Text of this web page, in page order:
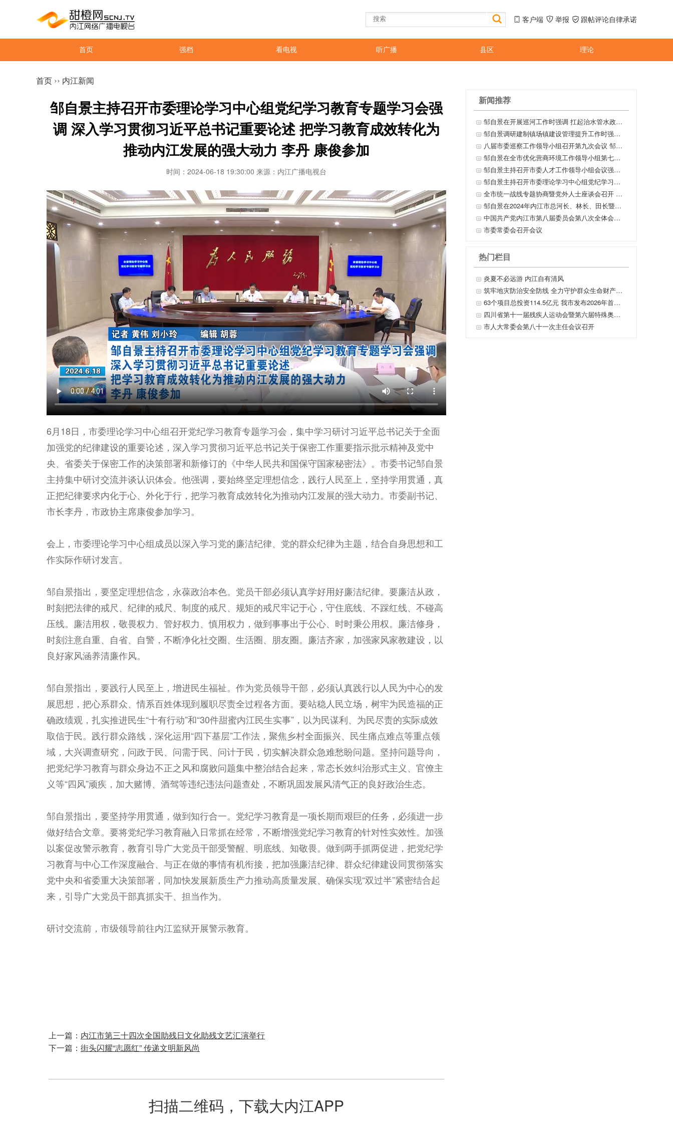
客户端 举报 跟帖评论自律承诺
首页 强档 看电视 听广播 县区 理论
首页 ›› 内江新闻
邹自景主持召开市委理论学习中心组党纪学习教育专题学习会强
调 深入学习贯彻习近平总书记重要论述 把学习教育成效转化为
推动内江发展的强大动力 李丹 康俊参加
时间：2024-06-18 19:30:00 来源：内江广播电视台
6月18日，市委理论学习中心组召开党纪学习教育专题学习会，集中学习研讨习近平总书记关于全面
加强党的纪律建设的重要论述，深入学习贯彻习近平总书记关于保密工作重要指示批示精神及党中
央、省委关于保密工作的决策部署和新修订的《中华人民共和国保守国家秘密法》。市委书记邹自景
主持集中研讨交流并谈认识体会。他强调，要始终坚定理想信念，践行人民至上，坚持学用贯通，真
正把纪律要求内化于心、外化于行，把学习教育成效转化为推动内江发展的强大动力。市委副书记、
市长李丹，市政协主席康俊参加学习。
会上，市委理论学习中心组成员以深入学习党的廉洁纪律、党的群众纪律为主题，结合自身思想和工
作实际作研讨发言。
邹自景指出，要坚定理想信念，永葆政治本色。党员干部必须认真学好用好廉洁纪律。要廉洁从政，
时刻把法律的戒尺、纪律的戒尺、制度的戒尺、规矩的戒尺牢记于心，守住底线、不踩红线、不碰高
压线。廉洁用权，敬畏权力、管好权力、慎用权力，做到事事出于公心、时时秉公用权。廉洁修身，
时刻注意自重、自省、自警，不断净化社交圈、生活圈、朋友圈。廉洁齐家，加强家风家教建设，以
良好家风涵养清廉作风。
邹自景指出，要践行人民至上，增进民生福祉。作为党员领导干部，必须认真践行以人民为中心的发
展思想，把心系群众、情系百姓体现到履职尽责全过程各方面。要站稳人民立场，树牢为民造福的正
确政绩观，扎实推进民生“十有行动”和“30件甜蜜内江民生实事”，以为民谋利、为民尽责的实际成效
取信于民。践行群众路线，深化运用“四下基层”工作法，聚焦乡村全面振兴、民生痛点难点等重点领
域，大兴调查研究，问政于民、问需于民、问计于民，切实解决群众急难愁盼问题。坚持问题导向，
把党纪学习教育与群众身边不正之风和腐败问题集中整治结合起来，常态长效纠治形式主义、官僚主
义等“四风”顽疾，加大赌博、酒驾等违纪违法问题查处，不断巩固发展风清气正的良好政治生态。
邹自景指出，要坚持学用贯通，做到知行合一。党纪学习教育是一项长期而艰巨的任务，必须进一步
做好结合文章。要将党纪学习教育融入日常抓在经常，不断增强党纪学习教育的针对性实效性。加强
以案促改警示教育，教育引导广大党员干部受警醒、明底线、知敬畏。做到两手抓两促进，把党纪学
习教育与中心工作深度融合、与正在做的事情有机衔接，把加强廉洁纪律、群众纪律建设同贯彻落实
党中央和省委重大决策部署，同加快发展新质生产力推动高质量发展、确保实现“双过半”紧密结合起
来，引导广大党员干部真抓实干、担当作为。
研讨交流前，市级领导前往内江监狱开展警示教育。
上一篇： 内江市第三十四次全国助残日文化助残文艺汇演举行
下一篇： 街头闪耀“志愿红” 传递文明新风尚
扫描二维码，下载大内江APP
新闻推荐
邹自景在开展巡河工作时强调 扛起治水管水政治责任 持续改善内江水环境质量
邹自景调研建制镇场镇建设管理提升工作时强调 实施场镇提升行动 切实在“管理”上下功夫 不断改善和提升居民生产生活环境
八届市委巡察工作领导小组召开第九次会议 邹自景主持会议并讲话
邹自景在全市优化营商环境工作领导小组第七次全体会议上强调 优服务降成本 锻长板补短板 进一步提升经营主体满意度获得感 李丹主持 戴震 康俊出席
邹自景主持召开市委人才工作领导小组会议强调 以人才之兴推动新时代内江振兴崛起 李丹出席
邹自景主持召开市委理论学习中心组党纪学习教育专题学习会强调 深入学习贯彻习近平总书记重要论述 把学习教育成效转化为推动内江发展的强大动力 李丹 康俊参加
全市统一战线专题协商暨党外人士座谈会召开 征求对市委八届八次全会文件及推动内江产业结构提质升级的意见建议 邹自景主持并讲话 李丹 康俊出席
邹自景在2024年内江市总河长、林长、田长暨耕地保护工作领导小组第一次全体会议上强调 抓严抓实河湖长制林长制田长制各项工作 加快建设美丽内江 坚决守牢耕地保护红线 李丹主持 康俊出席
中国共产党内江市第八届委员会第八次全体会议决议
市委常委会召开会议
热门栏目
炎夏不必远游 内江自有清风
筑牢地灾防治安全防线 全力守护群众生命财产安全
63个项目总投资114.5亿元 我市发布2026年首批城市更新机会清单
四川省第十一届残疾人运动会暨第六届特殊奥林匹克运动会内江赛区开赛仪式举行
市人大常委会第八十一次主任会议召开